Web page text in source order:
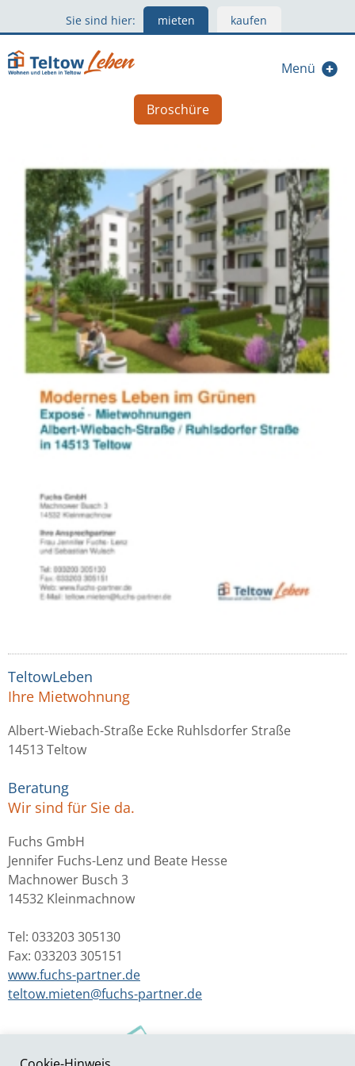
Sie sind hier: mieten kaufen
Menü
Broschüre
TeltowLeben
Ihre Mietwohnung
Albert-Wiebach-Straße Ecke Ruhlsdorfer Straße
14513 Teltow
Beratung
Wir sind für Sie da.
Fuchs GmbH
Jennifer Fuchs-Lenz und Beate Hesse
Machnower Busch 3
14532 Kleinmachnow
Tel: 033203 305130
Fax: 033203 305151
www.fuchs-partner.de
teltow.mieten@fuchs-partner.de